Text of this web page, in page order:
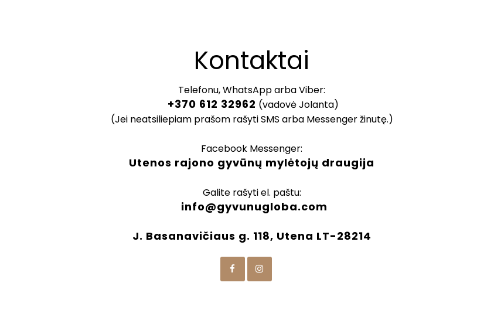
Kontaktai
Telefonu, WhatsApp arba Viber:
+370 612 32962 (vadovė Jolanta)
(Jei neatsiliepiam prašom rašyti SMS arba Messenger žinutę.)
Facebook Messenger:
Utenos rajono gyvūnų mylėtojų draugija
Galite rašyti el. paštu:
info@gyvunugloba.com
J. Basanavičiaus g. 118, Utena LT-28214